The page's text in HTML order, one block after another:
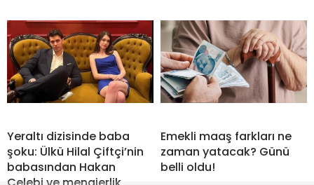
Yeraltı dizisinde baba
şoku: Ülkü Hilal Çiftçi’nin
babasından Hakan
Emekli maaş farkları ne
zaman yatacak? Günü
belli oldu!